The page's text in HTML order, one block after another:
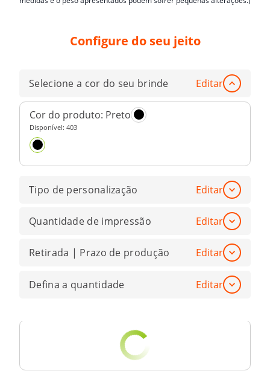
Configure do seu jeito
Selecione a cor do seu brinde Editar
Cor do produto: Preto
Disponível: 403
Tipo de personalização Editar
Quantidade de impressão Editar
Retirada | Prazo de produção Editar
Defina a quantidade Editar